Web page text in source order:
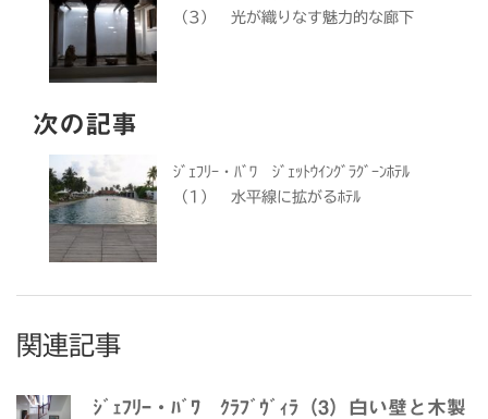
（3） 光が織りなす魅力的な廊下
次の記事
ｼﾞｪﾌﾘｰ・ﾊﾞﾜ ｼﾞｪｯﾄｳｲﾝｸﾞﾗｸﾞｰﾝﾎﾃﾙ
（1） 水平線に拡がるﾎﾃﾙ
関連記事
ｼﾞｪﾌﾘｰ・ﾊﾞﾜ ｸﾗﾌﾞｳﾞｨﾗ（3）白い壁と木製